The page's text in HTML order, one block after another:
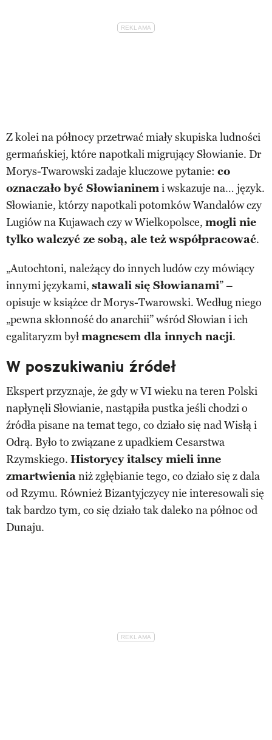
Z kolei na północy przetrwać miały skupiska ludności
germańskiej, które napotkali migrujący Słowianie. Dr
Morys-Twarowski zadaje kluczowe pytanie: co
oznaczało być Słowianinemi wskazuje na… język.
Słowianie, którzy napotkali potomków Wandalów czy
Lugiów na Kujawach czy w Wielkopolsce, mogli nie
tylko walczyć ze sobą, ale też współpracować.
„Autochtoni, należący do innych ludów czy mówiący
innymi językami, stawali się Słowianami” –
opisuje w książce dr Morys-Twarowski. Według niego
„pewna skłonność do anarchii” wśród Słowian i ich
egalitaryzm byłmagnesem dla innych nacji.
W poszukiwaniu źródeł
Ekspert przyznaje, że gdy w VI wieku na teren Polski
napłynęli Słowianie, nastąpiła pustka jeśli chodzi o
źródła pisane na temat tego, co działo się nad Wisłą i
Odrą. Było to związane z upadkiem Cesarstwa
Rzymskiego. Historycy italscy mieli inne
zmartwienianiż zgłębianie tego, co działo się z dala
od Rzymu. Również Bizantyjczycy nie interesowali się
tak bardzo tym, co się działo tak daleko na północ od
Dunaju.